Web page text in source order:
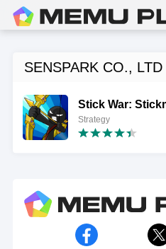
SENSPARK CO., LTD
Stick War:
Strategy